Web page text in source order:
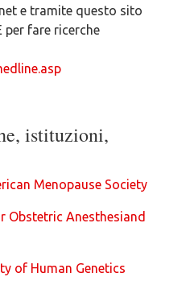
e tramite questo sito
per fare ricerche
istituzioni,
Menopause Society
Obstetric Anesthesiand
of Human Genetics